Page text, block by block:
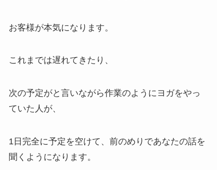
お客様が本気になります。
これまでは遅れてきたり、
次の予定がと言いながら作業のようにヨガをやっ
ていた人が、
1日完全に予定を空けて、前のめりであなたの話を
聞くようになります。